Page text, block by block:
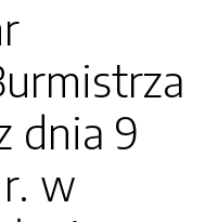
dnia 9
w